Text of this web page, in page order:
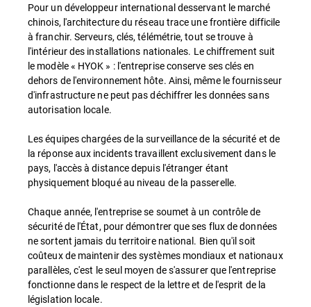
Pour un développeur international desservant le marché
chinois, l'architecture du réseau trace une frontière difficile
à franchir. Serveurs, clés, télémétrie, tout se trouve à
l'intérieur des installations nationales. Le chiffrement suit
le modèle « HYOK » : l'entreprise conserve ses clés en
dehors de l'environnement hôte. Ainsi, même le fournisseur
d'infrastructure ne peut pas déchiffrer les données sans
autorisation locale.
Les équipes chargées de la surveillance de la sécurité et de
la réponse aux incidents travaillent exclusivement dans le
pays, l'accès à distance depuis l'étranger étant
physiquement bloqué au niveau de la passerelle.
Chaque année, l'entreprise se soumet à un contrôle de
sécurité de l'État, pour démontrer que ses flux de données
ne sortent jamais du territoire national. Bien qu'il soit
coûteux de maintenir des systèmes mondiaux et nationaux
parallèles, c'est le seul moyen de s'assurer que l'entreprise
fonctionne dans le respect de la lettre et de l'esprit de la
législation locale.